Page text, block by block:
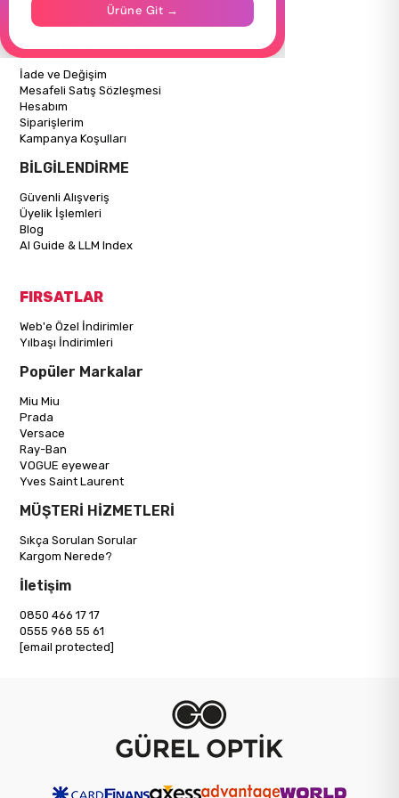
ALIŞVERİŞ BİLGİLERİ
İade ve Değişim
Mesafeli Satış Sözleşmesi
Hesabım
Siparişlerim
Kampanya Koşulları
BİLGİLENDİRME
Güvenli Alışveriş
Üyelik İşlemleri
Blog
AI Guide & LLM Index
FIRSATLAR
Web'e Özel İndirimler
Yılbaşı İndirimleri
Popüler Markalar
Miu Miu
Prada
Versace
Ray-Ban
VOGUE eyewear
Yves Saint Laurent
MÜŞTERİ HİZMETLERİ
Sıkça Sorulan Sorular
Kargom Nerede?
İletişim
0850 466 17 17
0555 968 55 61
[email protected]
Ürüne Git →